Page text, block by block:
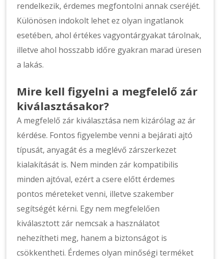
rendelkezik, érdemes megfontolni annak cseréjét.
Különösen indokolt lehet ez olyan ingatlanok
esetében, ahol értékes vagyontárgyakat tárolnak,
illetve ahol hosszabb időre gyakran marad üresen
a lakás.
Mire kell figyelni a megfelelő zár
kiválasztásakor?
A megfelelő zár kiválasztása nem kizárólag az ár
kérdése. Fontos figyelembe venni a bejárati ajtó
típusát, anyagát és a meglévő zárszerkezet
kialakítását is. Nem minden zár kompatibilis
minden ajtóval, ezért a csere előtt érdemes
pontos méreteket venni, illetve szakember
segítségét kérni. Egy nem megfelelően
kiválasztott zár nemcsak a használatot
nehezítheti meg, hanem a biztonságot is
csökkentheti. Érdemes olyan minőségi terméket